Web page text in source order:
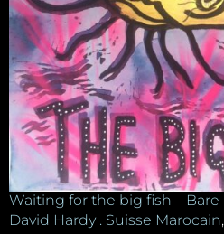
Waiting for the big fish – Bare
David Hardy . Suisse Marocain,